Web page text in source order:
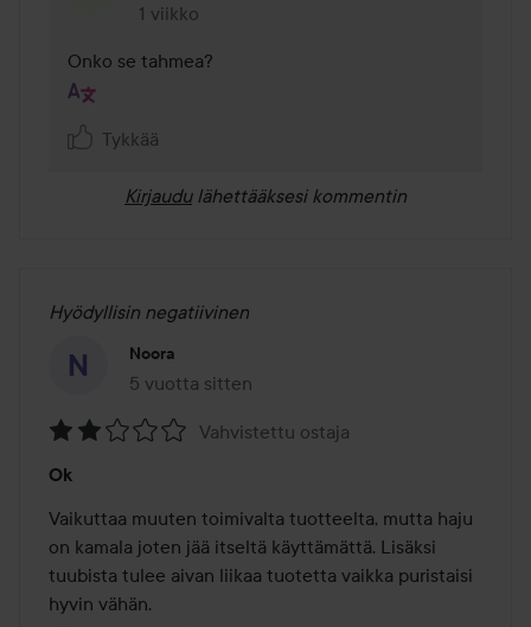
1 viikko
Kommentti lisättiin 1 viikko
Onko se tahmea?
Tykkää
Kirjaudu lähettääksesi kommentin
Hyödyllisin negatiivinen
Noora
5 vuotta sitten
Viesti luotiin 5 vuotta sitten
2
/
5
Vahvistettu ostaja
Ok
Vaikuttaa muuten toimivalta tuotteelta, mutta haju
on kamala joten jää itseltä käyttämättä. Lisäksi
tuubista tulee aivan liikaa tuotetta vaikka puristaisi
hyvin vähän.